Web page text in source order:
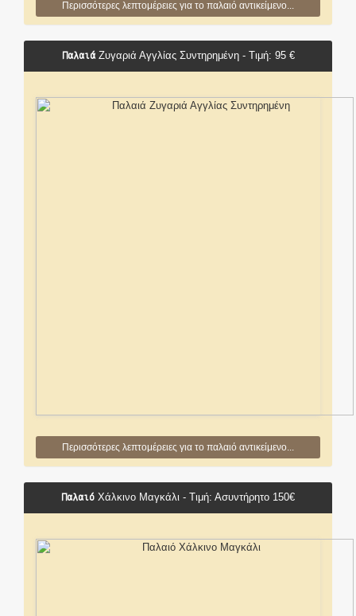
Περισσότερες λεπτομέρειες για το παλαιό αντικείμενο...
ΠαλαιάΖυγαριά Αγγλίας Συντηρημένη - Τιμή: 95 €
Περισσότερες λεπτομέρειες για το παλαιό αντικείμενο...
Παλαιό Χάλκινο Μαγκάλι - Τιμή: Ασυντήρητο 150€